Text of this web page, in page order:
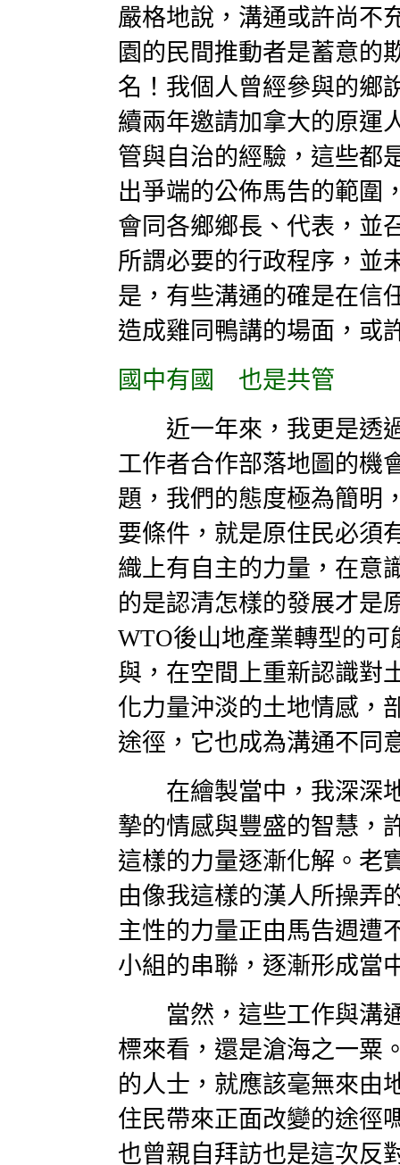
嚴格地說，溝通或許尚不
園的民間推動者是蓄意的
名！我個人曾經參與的鄉
續兩年邀請加拿大的原運
管與自治的經驗，這些都
出爭端的公佈馬告的範圍
會同各鄉鄉長、代表，並
所謂必要的行政程序，並
是，有些溝通的確是在信
造成雞同鴨講的場面，或
國中有國 也是共管
近一年來，我更是透過
工作者合作部落地圖的機
題，我們的態度極為簡明
要條件，就是原住民必須
織上有自主的力量，在意
的是認清怎樣的發展才是
WTO後山地產業轉型的
與，在空間上重新認識對
化力量沖淡的土地情感，
途徑，它也成為溝通不同
在繪製當中，我深深地
摯的情感與豐盛的智慧，
這樣的力量逐漸化解。老
由像我這樣的漢人所操弄
主性的力量正由馬告週遭
小組的串聯，逐漸形成當
當然，這些工作與溝通
標來看，還是滄海之一粟
的人士，就應該毫無來由
住民帶來正面改變的途徑
也曾親自拜訪也是這次反